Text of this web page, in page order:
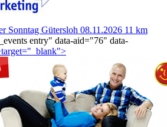
Sonntag Gütersloh 08.11.2026 11 km
entry" data-aid="76" data-
>